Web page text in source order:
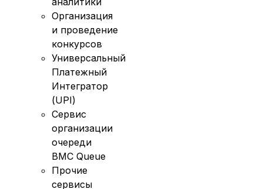
Организация
и проведение
конкурсов
Универсальный
Платежный
Интегратор
(UPI)
Сервис
организации
очереди
BMC Queue
Прочие
сервисы